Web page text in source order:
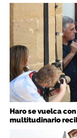
Haro se vuelca
multitudinario